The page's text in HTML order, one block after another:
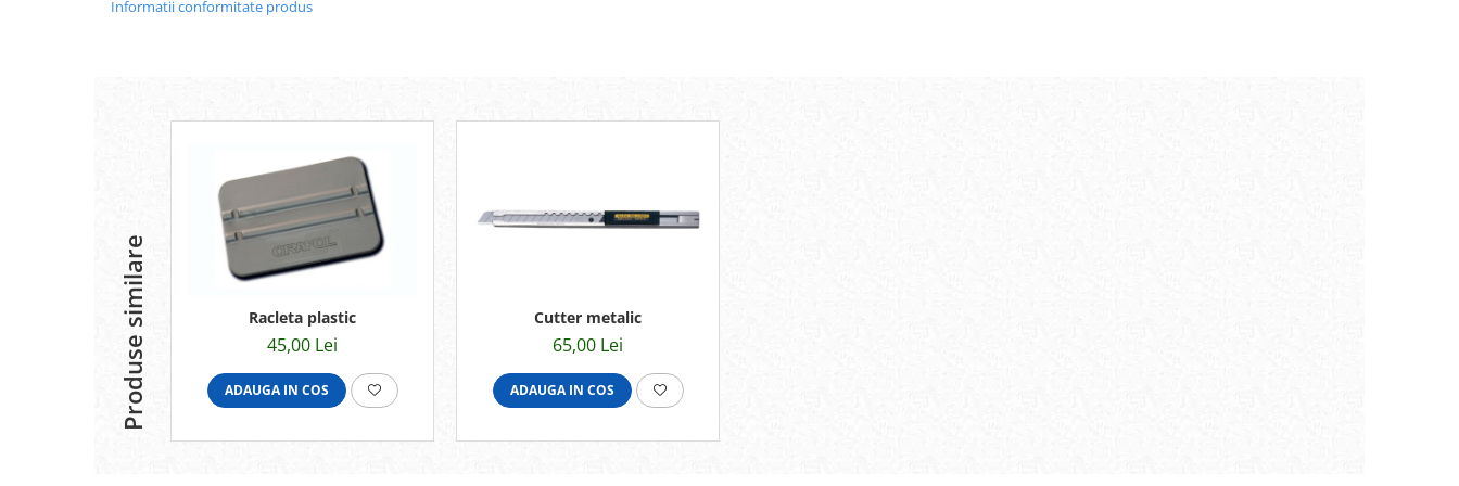
Informatii conformitate produs
Produse similare Racleta plastic
45,00 Lei
ADAUGA IN COS
Cutter metalic
65,00 Lei
ADAUGA IN COS